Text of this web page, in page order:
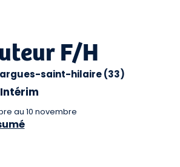
F/H
saint-hilaire (33)
Intérim
au 10 novembre